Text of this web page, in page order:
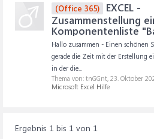
(Office 365)
EXCEL -
Zusammenstellung
Komponentenliste
Hallo zusammen - Einen schönen
gerade die Zeit mit der Erstellung
in der die...
Thema von: tnGGnt, 23. Oktober
Microsoft Excel Hilfe
Ergebnis 1 bis 1 von 1